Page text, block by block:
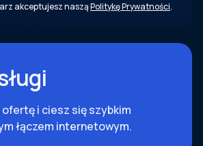
akceptujesz nasząPolitykę Prywatności.
i ciesz się szybkim
łączem internetowym.